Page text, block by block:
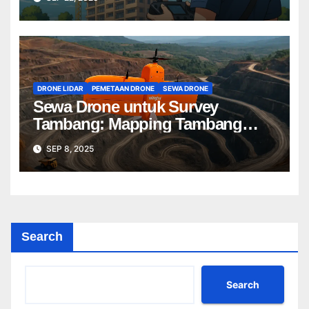
DRONE LIDAR PEMETAAN DRONE SEWA DRONE
Sewa Drone untuk Survey
Tambang: Mapping Tambang
Profesional Lebih Cepat & Akurat
SEP 8, 2025
Search
Search